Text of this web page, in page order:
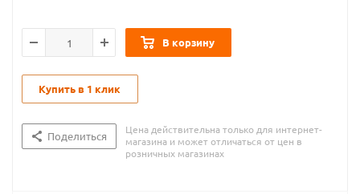
В корзину
Купить в 1 клик
Поделиться
Цена действительна только для интернет-
магазина и может отличаться от цен в
розничных магазинах